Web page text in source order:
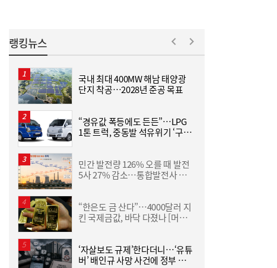
16:32
[금융권 풍향계] 취약계층 금융 접근성↑...기
업은행, 비대면 햇살론 출시 外
랭킹뉴스
국내 최대 400MW 해남 태양광
단지 착공…2028년 준공 목표
“경유값 폭등에도 든든”…LPG
1톤 트럭, 중동발 석유위기 ‘구원
민간 발전량 126% 오를 때 발전
5사 27% 감소…통합발전사 출
“한은도 금 산다”…4000달러 지
킨 국제금값, 바닥 다졌나 [머니
‘자살보도 규제’한다더니…‘유튜
버’ 배인규 사망 사건에 정부 대